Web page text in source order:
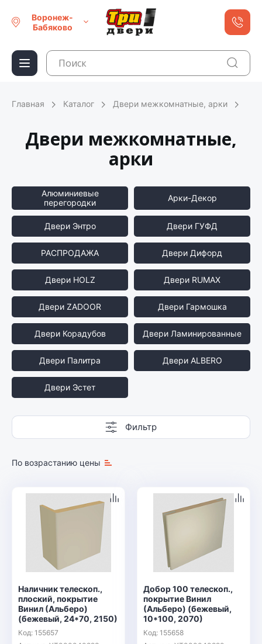
Воронеж-
Бабяково
Главная Каталог Двери межкомнатные, арки
Двери межкомнатные,
арки
Алюминиевые
перегородки
Арки-Декор
Двери Энтро Двери ГУФД
РАСПРОДАЖА Двери Дифорд
Двери HOLZ Двери RUMAX
Двери ZADOOR Двери Гармошка
Двери Корадубов Двери Ламинированные
Двери Палитра Двери ALBERO
Двери Эстет
Фильтр
По возрастанию цены
Наличник телескоп.,
плоский, покрытие
Винил (Альберо)
(бежевый, 24*70, 2150)
Код: 155657
Добор 100 телескоп.,
покрытие Винил
(Альберо) (бежевый,
10*100, 2070)
Код: 155658